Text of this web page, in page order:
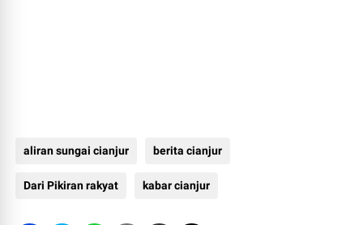
aliran sungai cianjur berita cianjur
Dari Pikiran rakyat kabar cianjur